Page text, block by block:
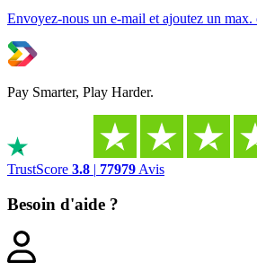
Envoyez-nous un e-mail et ajoutez un
Pay Smarter, Play Harder.
TrustScore 3.8 | 77979 Avis
Besoin d'aide ?